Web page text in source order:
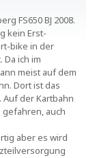
FS650 BJ 2008.
kein Erst-
bike in der
ich im
meist auf dem
Dort ist das
der Kartbahn
auch
aber es wird